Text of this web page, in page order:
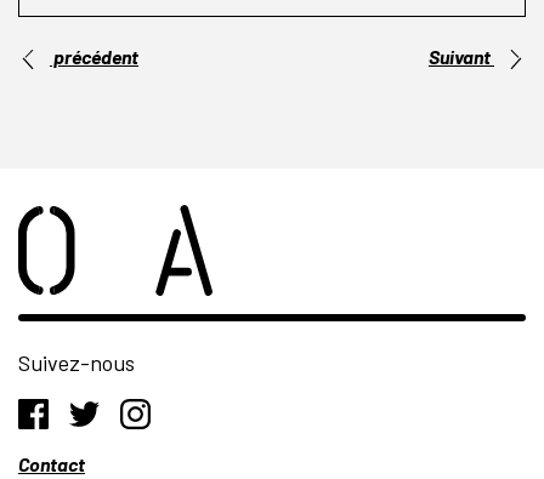
précédent Suivant
Suivez-nous
Contact